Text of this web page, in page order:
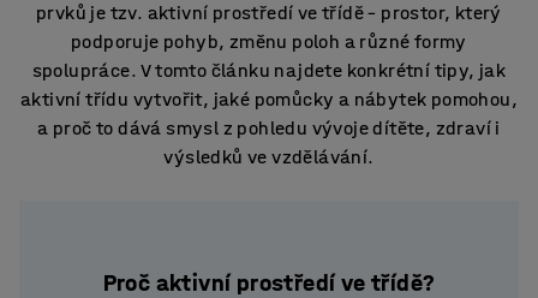
prvků je tzv. aktivní prostředí ve třídě – prostor, který
podporuje pohyb, změnu poloh a různé formy
spolupráce. V tomto článku najdete konkrétní tipy, jak
aktivní třídu vytvořit, jaké pomůcky a nábytek pomohou,
a proč to dává smysl z pohledu vývoje dítěte, zdraví i
výsledků ve vzdělávání.
Proč aktivní prostředí ve třídě?